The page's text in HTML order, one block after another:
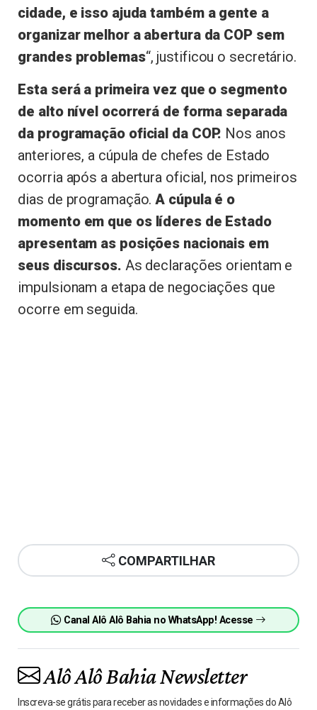
cidade, e isso ajuda também a gente a
organizar melhor a abertura da COP sem
grandes problemas“, justificou o secretário.
Esta será a primeira vez que o segmento
de alto nível ocorrerá de forma separada
da programação oficial da COP. Nos anos
anteriores, a cúpula de chefes de Estado
ocorria após a abertura oficial, nos primeiros
dias de programação.A cúpula é o
momento em que os líderes de Estado
apresentam as posições nacionais em
seus discursos. As declarações orientam e
impulsionam a etapa de negociações que
ocorre em seguida.
COMPARTILHAR
Canal Alô Alô Bahia no WhatsApp! Acesse
Alô Alô Bahia Newsletter
Inscreva-se grátis para receber as novidades e informações do Alô